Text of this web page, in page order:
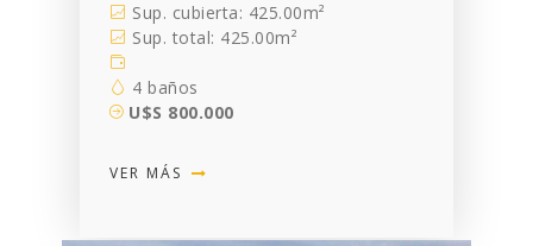
Sup. cubierta: 425.00m²
Sup. total: 425.00m²
4 baños
U$S 800.000
VER MÁS